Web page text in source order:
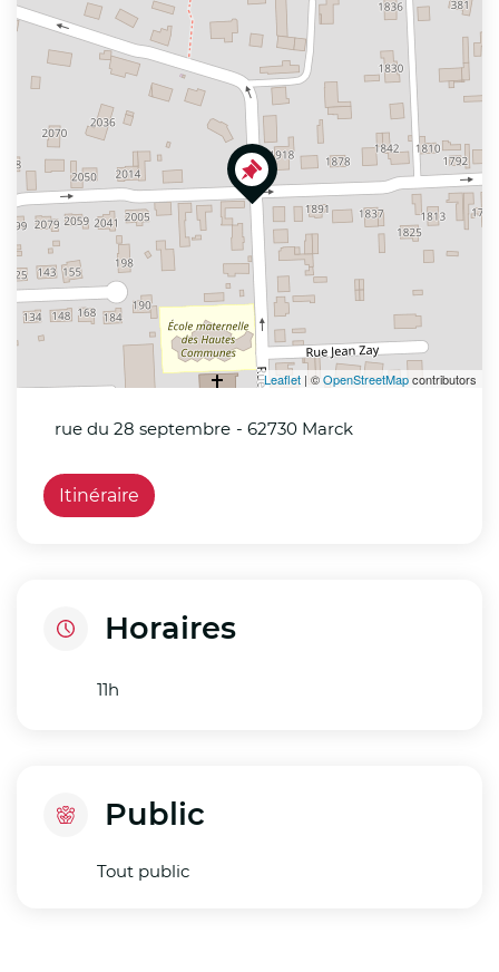
+
−
Leaflet | ©OpenStreetMapcontributors
rue du 28 septembre - 62730 Marck
Itinéraire
Horaires
11h
Public
Tout public